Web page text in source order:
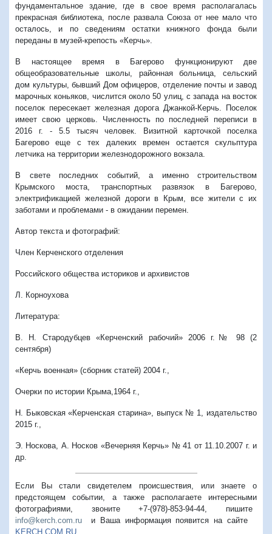
фундаментальное здание, где в свое время располагалась
прекрасная библиотека, после развала Союза от нее мало что
осталось, и по сведениям остатки книжного фонда были
переданы в музей-крепость «Керчь».
В настоящее время в Багерово функционируют две
общеобразовательные школы, районная больница, сельский
дом культуры, бывший Дом офицеров, отделение почты и завод
марочных коньяков, числится около 50 улиц, с запада на восток
поселок пересекает железная дорога Джанкой-Керчь. Поселок
имеет свою церковь. Численность по последней переписи в
2016 г. - 5.5 тысяч человек. Визитной карточкой поселка
Багерово еще с тех далеких времен остается скульптура
летчика на территории железнодорожного вокзала.
В свете последних событий, а именно строительством
Крымского моста, транспортных развязок в Багерово,
электрификацией железной дороги в Крым, все жители с их
заботами и проблемами - в ожидании перемен.
Автор текста и фотографий:
Член Керченского отделения
Российского общества историков и архивистов
Л. Корноухова
Литература:
В. Н. Стародубцев «Керченский рабочий» 2006 г.№ 98 (2
сентября)
«Керчь военная» (сборник статей) 2004 г.,
Очерки по истории Крыма,1964 г.,
Н. Быковская «Керченская старина», выпуск № 1, издательство
2015 г.,
Э. Носкова, А. Носков «Вечерняя Керчь» № 41 от 11.10.2007 г. и
др.
Если Вы стали свидетелем происшествия, или знаете о
предстоящем событии, а также располагаете интересными
фотографиями, звоните +7-(978)-853-94-44, пишите
info@kerch.com.ru и Ваша информация появится на сайте
KERCH.COM.RU